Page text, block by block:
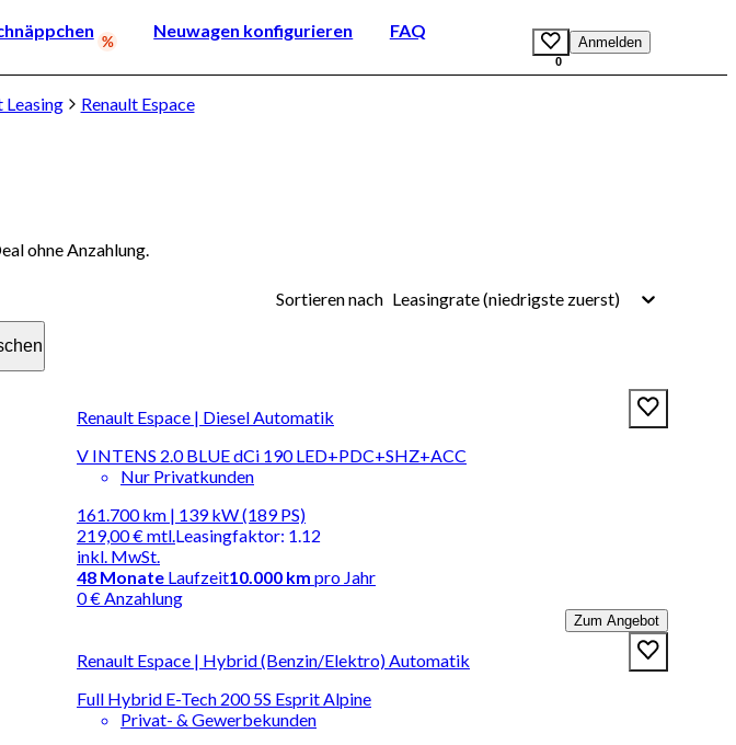
Neuwagen konfigurieren FAQ
0
Anmelden
Leasing Renault Espace
ohne Anzahlung.
Sortieren nach Leasingrate (niedrigste zuerst)
Renault Espace | Diesel Automatik
V INTENS 2.0 BLUE dCi 190 LED+PDC+SHZ+ACC
Nur Privatkunden
161.700 km | 139 kW (189 PS)
219,00 €mtl.
inkl. MwSt.
Leasingfaktor: 1.12
48 Monate Laufzeit10.000 km pro Jahr
0 € Anzahlung
Zum Angebot
Renault Espace | Hybrid (Benzin/Elektro) Automatik
Full Hybrid E-Tech 200 5S Esprit Alpine
Privat- & Gewerbekunden